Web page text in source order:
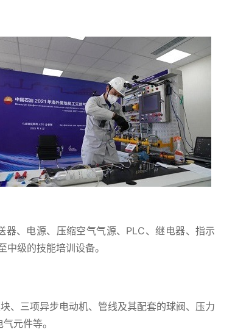
电源、压缩空气气源、PLC、继电器、指示
级的技能培训设备。
三项异步电动机、管线及其配套的球阀、压力
元件等。